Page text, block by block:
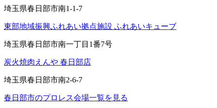
埼玉県春日部市南1-1-7
東部地域振興ふれあい拠点施設 ふれあいキューブ
埼玉県春日部市南一丁目1番7号
炭火焼肉えんや 春日部店
埼玉県春日部市南2-6-7
春日部市のプロレス会場一覧を見る